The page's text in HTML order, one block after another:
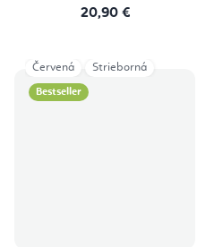
20,90 €
Bestseller
Červená Strieborná